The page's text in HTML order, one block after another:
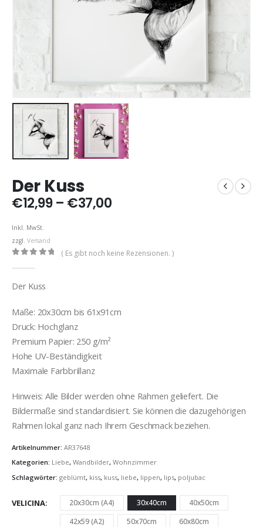
Der Kuss
€12,99 – €37,00Preisspanne:
Inkl. MwSt.
zzgl. Versand
( Es gibt noch keine Rezensionen. )
Der Kuss
Maße: 20x30cm bis 61x91cm
Druck: Hochglanz
Premium Papier: 250 g/m²
Hohe UV-Beständigkeit
Maximale Farbbrillanz
Hinweis: Alle Bilder werden ohne Rahmen geliefert. Die
Bildermaße sind standardisiert. Sie können die dazugehörigen
Rahmen lokal ganz nach Ihrem Geschmack beziehen.
Artikelnummer: AR37648
Kategorien: Liebe, Wandbilder, Wohnzimmer
Schlagwörter: geblümt, kiss, kuss, liebe, lippen, lips, poljubac
VELICINA 20x30cm (A4) 30x40cm
40x50cm
42x59 (A2)
50x70cm
60x80cm